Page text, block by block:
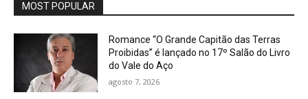
MOST POPULAR
Romance “O Grande Capitão das Terras
Proibidas” é lançado no 17º Salão do Livro
do Vale do Aço
agosto 7, 2026